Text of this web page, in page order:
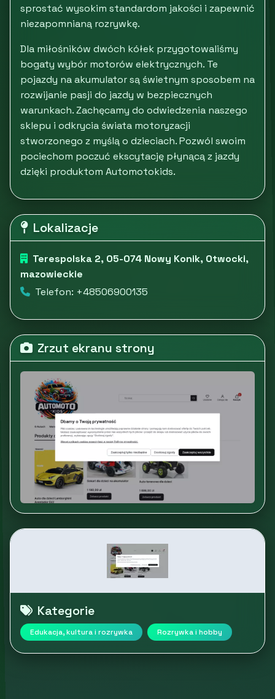
sprostać wysokim standardom jakości i zapewnić
niezapomnianą rozrywkę.
Dla miłośników dwóch kółek przygotowaliśmy
bogaty wybór motorów elektrycznych. Te
pojazdy na akumulator są świetnym sposobem na
rozwijanie pasji do jazdy w bezpiecznych
warunkach. Zachęcamy do odwiedzenia naszego
sklepu i odkrycia świata motoryzacji
stworzonego z myślą o dzieciach. Pozwól swoim
pociechom poczuć ekscytację płynącą z jazdy
dzięki produktom Automotokids.
Lokalizacje
Terespolska 2, 05-074 Nowy Konik, Otwocki,
mazowieckie
Telefon: +48506900135
Zrzut ekranu strony
Kategorie
Edukacja, kultura i rozrywka Rozrywka i hobby